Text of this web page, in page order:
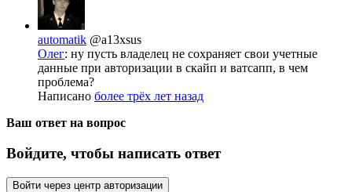
automatik @a13xsus
Олег: ну пусть владелец не сохраняет свои учетные
данные при авторизации в скайп и ватсапп, в чем
проблема?
Написано более трёх лет назад
Ваш ответ на вопрос
Войдите, чтобы написать ответ
Войти через центр авторизации